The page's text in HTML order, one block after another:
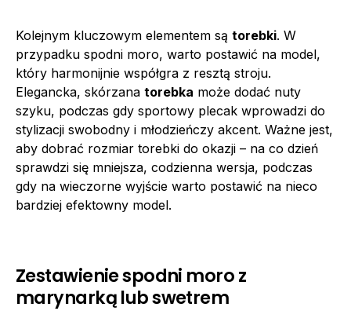
Kolejnym kluczowym elementem są torebki. W
przypadku spodni moro, warto postawić na model,
który harmonijnie współgra z resztą stroju.
Elegancka, skórzana torebka może dodać nuty
szyku, podczas gdy sportowy plecak wprowadzi do
stylizacji swobodny i młodzieńczy akcent. Ważne jest,
aby dobrać rozmiar torebki do okazji – na co dzień
sprawdzi się mniejsza, codzienna wersja, podczas
gdy na wieczorne wyjście warto postawić na nieco
bardziej efektowny model.
Zestawienie spodni moro z
marynarką lub swetrem